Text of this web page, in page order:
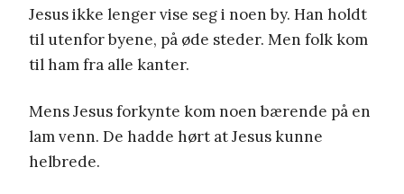
Jesus ikke lenger vise seg i noen by. Han holdt
til utenfor byene, på øde steder. Men folk kom
til ham fra alle kanter.
Mens Jesus forkynte kom noen bærende på en
lam venn. De hadde hørt at Jesus kunne
helbrede.